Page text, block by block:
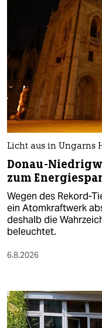
Licht aus in Ungarns
Donau-
zum
Wegen des Rekord-
ein Atomkraftwerk
deshalb die
beleuchtet.
6.8.2026